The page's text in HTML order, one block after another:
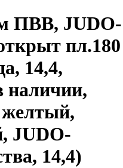
ПВВ, JUDO-
пл.180
14,4,
JUDO-
14,4)